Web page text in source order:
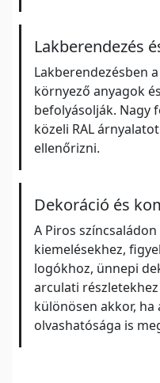
Lakberendezés
Lakberendezésben
környező anyagok
befolyásolják. Nagy
közeli RAL
ellenőrizni.
Dekoráció és
A Piros
kiemelésekhez,
logókhoz, ünnepi
arculati
különösen akkor,
olvashatósága is